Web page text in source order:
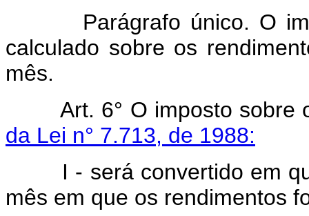
Parágrafo único. O
calculado sobre os
mês.
Art. 6° O imposto
da Lei n° 7.713, de 1988:
I - será convertido em
mês em que os rendimentos